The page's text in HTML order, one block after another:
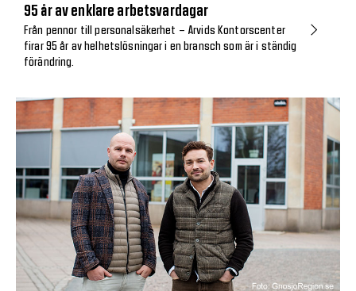
95 år av enklare arbetsvardagar
Från pennor till personalsäkerhet – Arvids Kontorscenter
firar 95 år av helhetslösningar i en bransch som är i ständig
förändring.